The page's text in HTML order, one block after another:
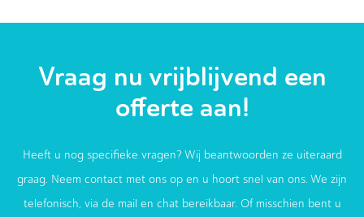
Vraag nu vrijblijvend een
offerte aan!
Heeft u nog specifieke vragen? Wij beantwoorden ze uiteraard
graag. Neem contact met ons op en u hoort snel van ons. We zijn
telefonisch, via de mail en chat bereikbaar. Of misschien bent u